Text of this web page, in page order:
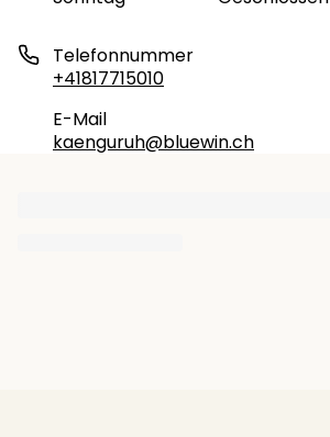
Telefonnummer
+41817715010
E-Mail
kaenguruh@bluewin.ch